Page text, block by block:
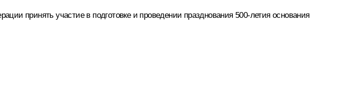
принять участие в подготовке и проведении празднования 500-летия основания